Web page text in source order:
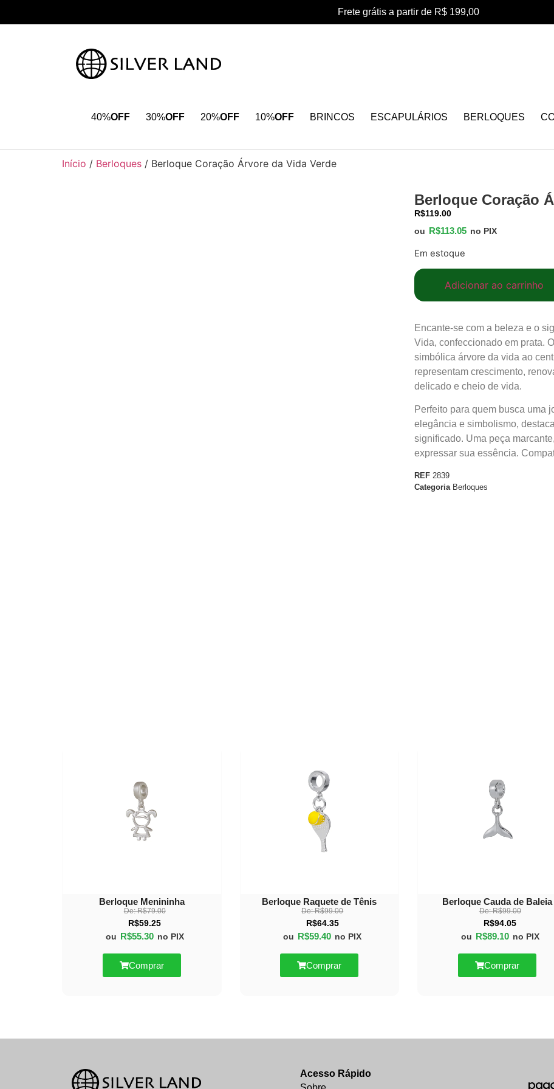
Frete grátis a partir de R$ 199,00
40%OFF 30%OFF 20%OFF 10%OFF BRINCOS ESCAPULÁRIOS BERLOQUES
Início / Berloques / Berloque Coração Árvore da Vida Verde
Berloque Coração
R$119.00
ou R$113.05 no PIX
Em estoque
Adicionar ao carrinho
Encante-se com a beleza e o
Vida, confeccionado em prata.
simbólica árvore da vida ao
representam crescimento,
delicado e cheio de vida.
Perfeito para quem busca uma
elegância e simbolismo,
significado. Uma peça
expressar sua essência.
REF 2839
Categoria Berloques
Berloque Menininha
De:R$79.00
R$59.25
ou R$55.30 no PIX
Comprar
Berloque Raquete de Tênis
De:R$99.00
R$64.35
ou R$59.40 no PIX
Comprar
Berloque Cauda de Baleia
De:R$99.00
R$94.05
ou R$89.10 no PIX
Comprar
Acesso Rápido